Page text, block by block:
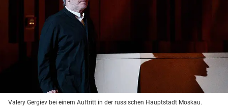
Valery Gergiev bei einem Auftritt in der russischen Hauptstadt Moskau.